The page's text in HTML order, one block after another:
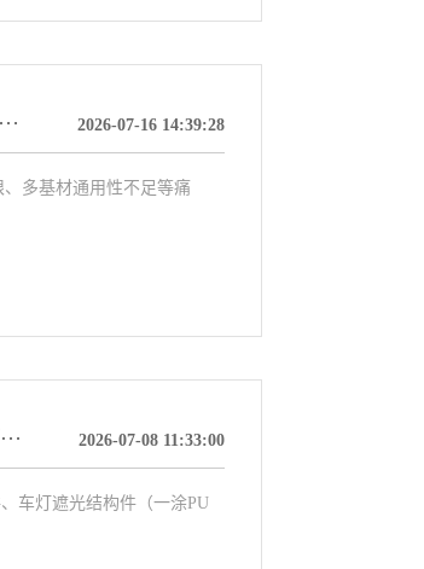
科鼎 MR1620T｜表印油墨专用丙烯酸树脂，薄膜实色单组份自干体系高性能解决方案 2026-07-16 14:39:28
多基材通用性不足等痛
【KDD MR1667羟基丙烯酸树脂】解决新能源汽车大灯一涂PU高光黑漆镭雕模糊、掉漆、耐候差痛点｜高相容高光泽精准镭雕专用树脂方案 2026-07-08 11:33:00
车灯遮光结构件（一涂PU